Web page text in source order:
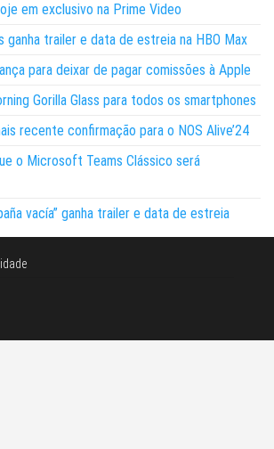
em exclusivo na Prime Video
ganha trailer e data de estreia na HBO Max
para deixar de pagar comissões à Apple
Gorilla Glass para todos os smartphones
recente confirmação para o NOS Alive’24
o Microsoft Teams Clássico será
vacía” ganha trailer e data de estreia